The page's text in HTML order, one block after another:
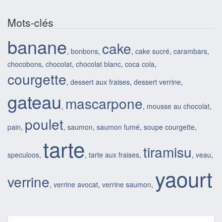
Mots-clés
banane, bonbons, cake, cake sucré, carambars,
chocobons, chocolat, chocolat blanc, coca cola,
courgette, dessert aux fraises, dessert verrine,
gateau, mascarpone, mousse au chocolat,
pain, poulet, saumon, saumon fumé, soupe courgette,
speculoos, tarte, tarte aux fraises, tiramisu, veau,
verrine, verrine avocat, verrine saumon, yaourt